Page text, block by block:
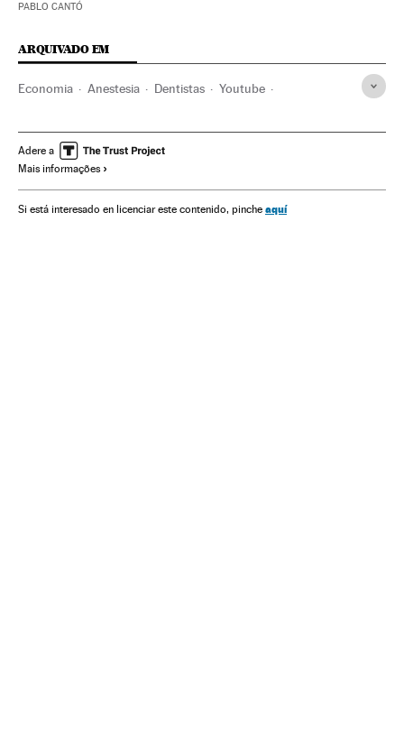
PABLO CANTÓ
ARQUIVADO EM
Economia Anestesia Dentistas Youtube
Previdência Empresas Saúde
Telecomunicações
Adere a
Mais informações
Si está interesado en licenciar este contenido, pinche aquí